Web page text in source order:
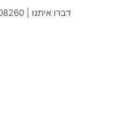
דברו איתנו | 051-2708260